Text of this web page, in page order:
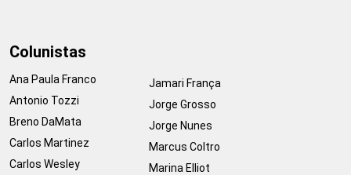
Colunistas
Ana Paula Franco
Antonio Tozzi
Breno DaMata
Carlos Martinez
Carlos Wesley
Jamari França
Jorge Grosso
Jorge Nunes
Marcus Coltro
Marina Elliot